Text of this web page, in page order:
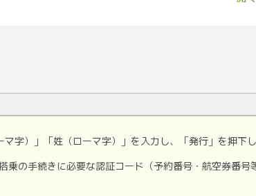
字）」「姓（ローマ字）」を入力し、「発行」を押下し
乗の手続きに必要な認証コード（予約番号・航空券番号